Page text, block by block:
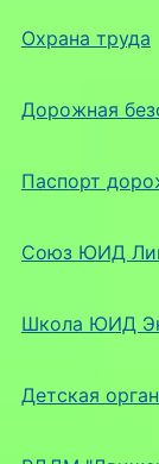
Охрана труда
Дорожная
Паспорт
Союз ЮИД
Школа ЮИД
Детская